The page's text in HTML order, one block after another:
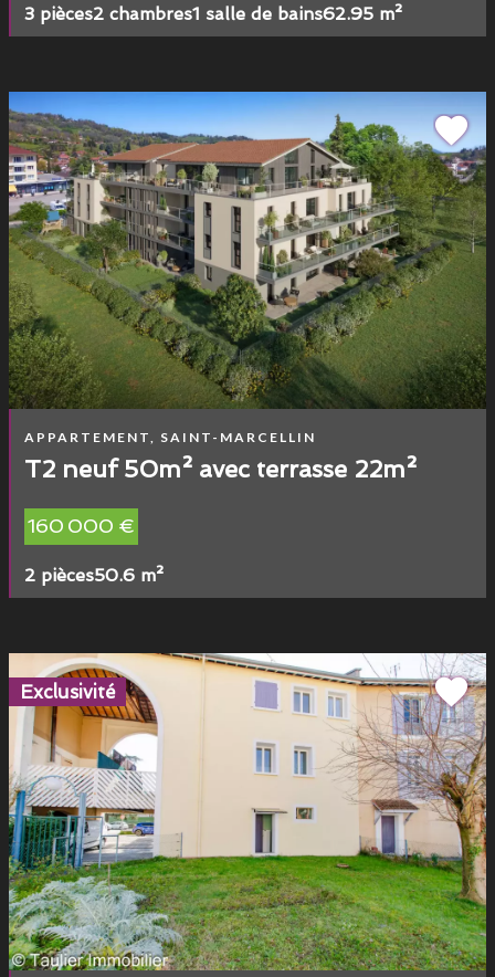
3 pièces2 chambres1 salle de bains62.95 m²
APPARTEMENT, SAINT-MARCELLIN
T2 neuf 50m² avec terrasse 22m²
160 000 €
2 pièces50.6 m²
Exclusivité